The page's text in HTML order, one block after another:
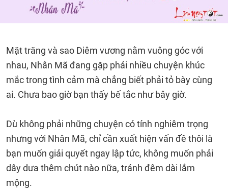
Mặt trăng và sao Diêm vương nằm vuông góc với
nhau, Nhân Mã đang gặp phải nhiều chuyện khúc
mắc trong tình cảm mà chẳng biết phải tỏ bày cùng
ai. Chưa bao giờ bạn thấy bế tắc như bây giờ.
Dù không phải những chuyện có tính nghiêm trọng
nhưng với Nhân Mã, chỉ cần xuất hiện vấn đề thôi là
bạn muốn giải quyết ngay lập tức, không muốn phải
dây dưa thêm chút nào nữa, tránh đêm dài lắm
mộng.